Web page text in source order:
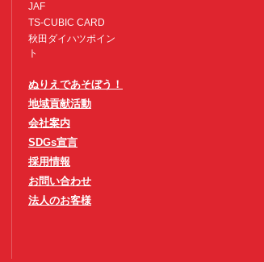
JAF
TS-CUBIC CARD
秋田ダイハツポイン
ト
ぬりえであそぼう！
地域貢献活動
会社案内
SDGs宣言
採用情報
お問い合わせ
法人のお客様